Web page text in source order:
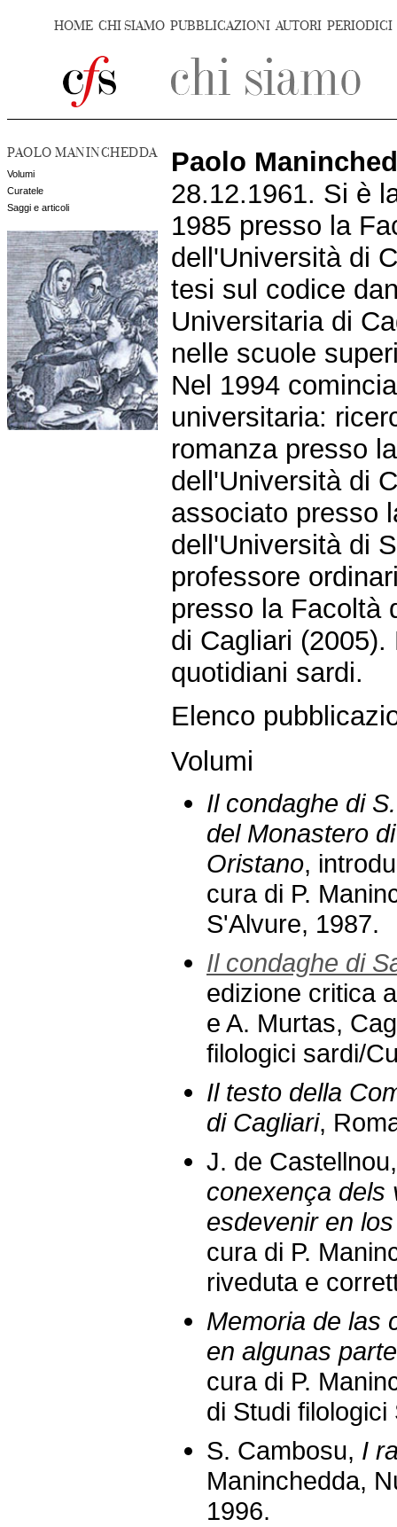
HOME CHI SIAMO PUBBLICAZIONI AUTORI PERIODICI
PAOLO MANINCHEDDA
Volumi
Curatele
Saggi e articoli
Paolo
28.12.1961. Si è
1985 presso la
dell'Università di
tesi sul codice
Universitaria di
nelle scuole
Nel 1994
universitaria:
romanza presso
dell'Università di
associato presso
dell'Università di
professore
presso la Facoltà
di Cagliari
quotidiani sardi.
Elenco
Volumi
Il condaghe di
del Monastero
Oristano,
cura di P.
S'Alvure, 1987.
Il condaghe di
edizione critica
e A. Murtas,
filologici sardi/
Il testo della
di Cagliari,
J. de
conexença dels
esdevenir en
cura di P.
riveduta e
Memoria de las
en algunas
cura di P.
di Studi
S. Cambosu, I
Maninchedda,
1996.